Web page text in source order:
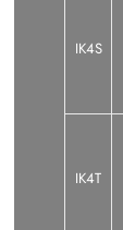
IK4S
IK4T